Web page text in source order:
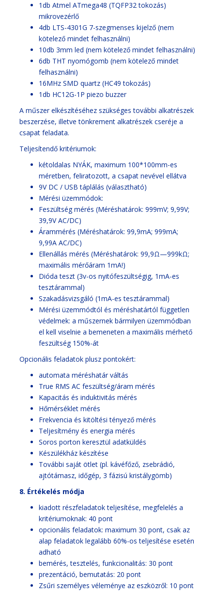
1db Atmel ATmega48 (TQFP32 tokozás)
mikrovezérlő
4db LTS-4301G 7-szegmenses kijelző (nem
kötelező mindet felhasználni)
10db 3mm led (nem kötelező mindet felhasználni)
6db THT nyomógomb (nem kötelező mindet
felhasználni)
16MHz SMD quartz (HC49 tokozás)
1db HC12G-1P piezo buzzer
A műszer elkészítéséhez szükséges további alkatrészek
beszerzése, illetve tönkrement alkatrészek cseréje a
csapat feladata.
Teljesítendő kritériumok:
kétoldalas NYÁK, maximum 100*100mm-es
méretben, feliratozott, a csapat nevével ellátva
9V DC / USB táplálás (választható)
Mérési üzemmódok:
Feszültség mérés (Méréshatárok: 999mV; 9,99V;
39,9V AC/DC)
Árammérés (Méréshatárok: 99,9mA; 999mA;
9,99A AC/DC)
Ellenállás mérés (Méréshatárok: 99,9Ω—999kΩ;
maximális mérőáram 1mA!)
Dióda teszt (3v-os nyitófeszültségig, 1mA-es
tesztárammal)
Szakadásvizsgáló (1mA-es tesztárammal)
Mérési üzemmódtól és méréshatártól független
védelmek: a műszernek bármilyen üzemmódban
el kell viselnie a bemeneten a maximális mérhető
feszültség 150%-át
Opcionális feladatok plusz pontokért:
automata méréshatár váltás
True RMS AC feszültség/áram mérés
Kapacitás és induktivitás mérés
Hőmérséklet mérés
Frekvencia és kitöltési tényező mérés
Teljesítmény és energia mérés
Soros porton keresztül adatküldés
Készülékház készítése
További saját ötlet (pl. kávéfőző, zsebrádió,
ajtótámasz, időgép, 3 fázisú kristálygömb)
8. Értékelés módja
kiadott részfeladatok teljesítése, megfelelés a
kritériumoknak: 40 pont
opcionális feladatok: maximum 30 pont, csak az
alap feladatok legalább 60%-os teljesítése esetén
adható
bemérés, tesztelés, funkcionalitás: 30 pont
prezentáció, bemutatás: 20 pont
Zsűri személyes véleménye az eszközről: 10 pont